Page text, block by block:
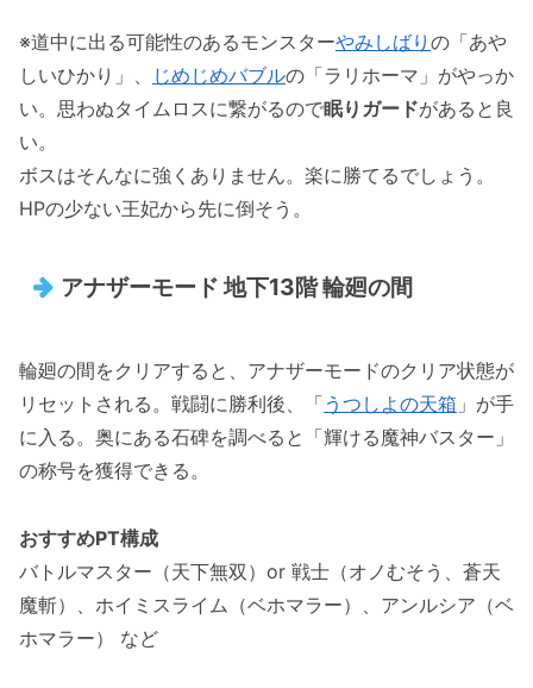
※道中に出る可能性のあるモンスターやみしばり の「あや
しいひかり」、
じめじめバブルの「ラリホーマ」がやっか
い。思わぬタイムロスに繋がるので眠りガードがあると良
い。
ボスはそんなに強くありません。楽に勝てるでしょう。
HPの少ない王妃から先に倒そう。
アナザーモード 地下13階 輪廻の間
輪廻の間をクリアすると、アナザーモードのクリア状態が
リセットされる。戦闘に勝利後、「 うつしよの天箱 」が手
に入る。奥にある石碑を調べると「輝ける魔神バスター」
の称号を獲得できる。
おすすめPT構成
バトルマスター（天下無双）or 戦士（オノむそう、蒼天
魔斬）、ホイミスライム（ベホマラー）、アンルシア（ベ
ホマラー） など